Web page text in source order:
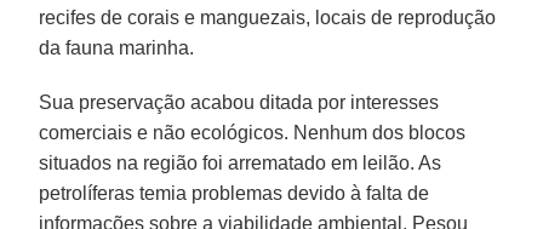
recifes de corais e manguezais, locais de reprodução
da fauna marinha.
Sua preservação acabou ditada por interesses
comerciais e não ecológicos. Nenhum dos blocos
situados na região foi arrematado em leilão. As
petrolíferas temia problemas devido à falta de
informações sobre a viabilidade ambiental. Pesou